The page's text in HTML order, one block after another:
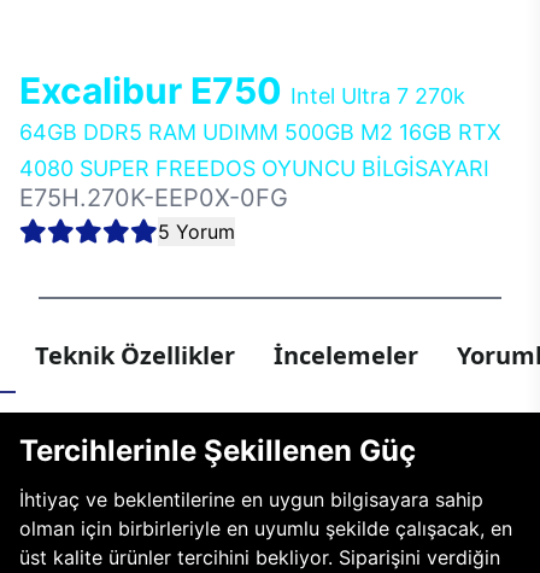
Excalibur E750 Intel Ultra 7 270k
64GB DDR5 RAM UDIMM 500GB M2 16GB RTX
4080 SUPER FREEDOS OYUNCU BİLGİSAYARI
E75H.270K-EEP0X-0FG
5 Yorum
Teknik Özellikler İncelemeler
Tercihlerinle Şekillenen Güç
İhtiyaç ve beklentilerine en uygun bilgisayara sahip
olman için birbirleriyle en uyumlu şekilde çalışacak, en
üst kalite ürünler tercihini bekliyor. Siparişini verdiğin